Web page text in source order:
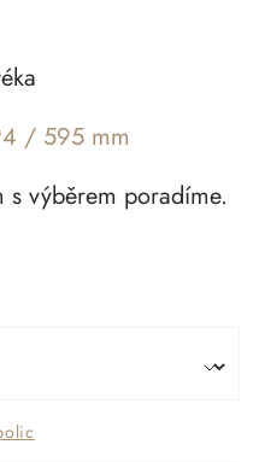
/ 595 mm
s výběrem poradíme.